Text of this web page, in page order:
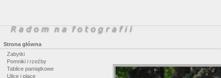
Strona główna
Zabytki
Pomniki i rzeźby
Tablice pamiątkowe
Ulice i place